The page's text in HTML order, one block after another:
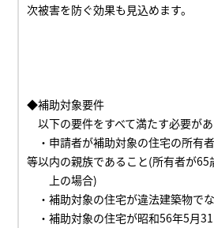
次被害を防ぐ効果も見込めます。
◆補助対象要件
以下の要件をすべて満たす必要があ
・申請者が補助対象の住宅の所有
等以内の親族であること(所有者が65
上の場合)
・補助対象の住宅が違法建築物で
・補助対象の住宅が昭和56年5月